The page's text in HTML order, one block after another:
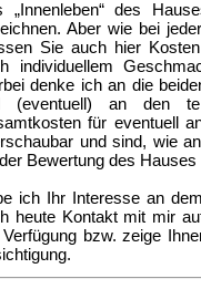
„Innenleben“ des
Aber wie bei
Sie auch hier
individuellem
denke ich an die
(eventuell) an den
für eventuell
und sind, wie
Bewertung des
ich Ihr Interesse an
heute Kontakt mit mir
bzw. zeige